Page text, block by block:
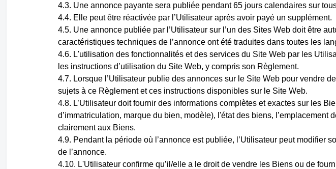
Une annonce payante sera publiée pendant 65 jours calendaires sur
Elle peut être réactivée par l’Utilisateur après avoir payé un supplément.
Une annonce publiée par l’Utilisateur sur l’un des Sites Web doit être
caractéristiques techniques de l’annonce ont été traduites dans toutes les
L'utilisation des fonctionnalités et des services du Site Web par les
les instructions d’utilisation du Site Web, y compris son Règlement.
Lorsque l’Utilisateur publie des annonces sur le Site Web pour vendre
sujets à ce Règlement et ces instructions disponibles sur le Site Web.
L’Utilisateur doit fournir des informations complètes et exactes sur les
d’immatriculation, marque du bien, modèle), l'état des biens,
clairement aux Biens.
Pendant la période où l’annonce est publiée, l’Utilisateur peut
de l’annonce.
L'Utilisateur confirme qu’il/elle a le droit de vendre les Biens ou de